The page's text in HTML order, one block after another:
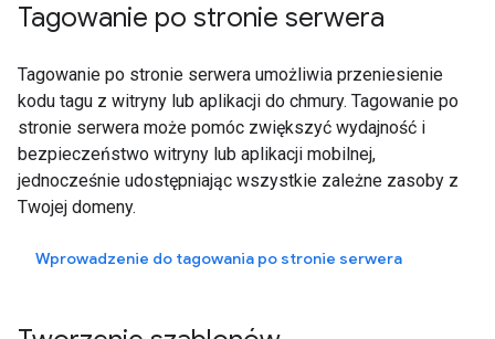
Tagowanie po stronie serwera
Tagowanie po stronie serwera umożliwia przeniesienie
kodu tagu z witryny lub aplikacji do chmury. Tagowanie po
stronie serwera może pomóc zwiększyć wydajność i
bezpieczeństwo witryny lub aplikacji mobilnej,
jednocześnie udostępniając wszystkie zależne zasoby z
Twojej domeny.
Wprowadzenie do tagowania po stronie serwera